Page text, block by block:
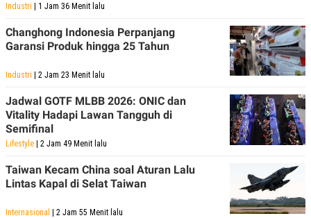
Industri | 1 Jam 36 Menit lalu
Changhong Indonesia Perpanjang
Garansi Produk hingga 25 Tahun
Industri | 2 Jam 23 Menit lalu
Jadwal GOTF MLBB 2026: ONIC dan
Vitality Hadapi Lawan Tangguh di
Semifinal
Lifestyle | 2 Jam 49 Menit lalu
Taiwan Kecam China soal Aturan Lalu
Lintas Kapal di Selat Taiwan
Internasional | 2 Jam 55 Menit lalu